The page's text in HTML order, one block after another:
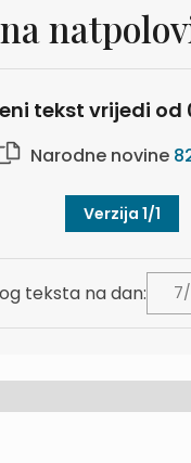
tekst vrijedi od
Narodne novine
Verzija 1/1
teksta na dan: